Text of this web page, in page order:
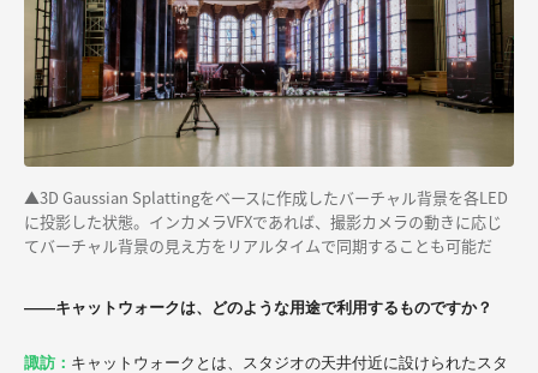
▲3D Gaussian Splattingをベースに作成したバーチャル背景を各LED
に投影した状態。インカメラVFXであれば、撮影カメラの動きに応じ
てバーチャル背景の見え方をリアルタイムで同期することも可能だ
——キャットウォークは、どのような用途で利用するものですか？
諏訪： キャットウォークとは、スタジオの天井付近に設けられたスタ